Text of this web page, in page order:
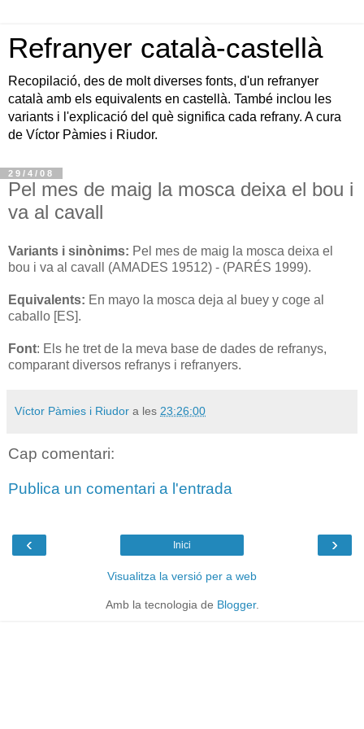
Refranyer català-castellà
Recopilació, des de molt diverses fonts, d'un refranyer
català amb els equivalents en castellà. També inclou les
variants i l'explicació del què significa cada refrany. A cura
de Víctor Pàmies i Riudor.
29/4/08
Pel mes de maig la mosca deixa el bou i
va al cavall
Variants i sinònims: Pel mes de maig la mosca deixa el
bou i va al cavall (AMADES 19512) - (PARÉS 1999).
Equivalents: En mayo la mosca deja al buey y coge al
caballo [ES].
Font: Els he tret de la meva base de dades de refranys,
comparant diversos refranys i refranyers.
Víctor Pàmies i Riudor a les 23:26:00
Cap comentari:
Publica un comentari a l'entrada
‹ ›
Inici
Visualitza la versió per a web
Amb la tecnologia de Blogger.